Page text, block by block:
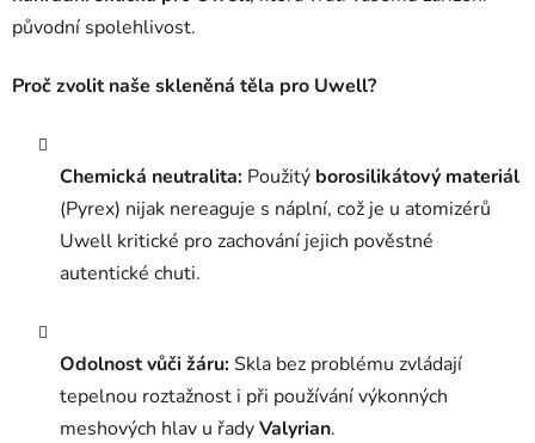
k
ý
p
i
s
původní spolehlivost.
Proč zvolit naše skleněná těla pro Uwell?
Chemická neutralita: Použitý borosilikátový materiál
(Pyrex) nijak nereaguje s náplní, což je u atomizérů
Uwell kritické pro zachování jejich pověstné
autentické chuti.
Odolnost vůči žáru:Skla bez problému zvládají
tepelnou roztažnost i při používání výkonných
meshových hlav u řadyValyrian.